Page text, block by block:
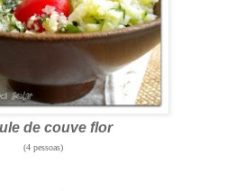
de couve flor
(4 pessoas)